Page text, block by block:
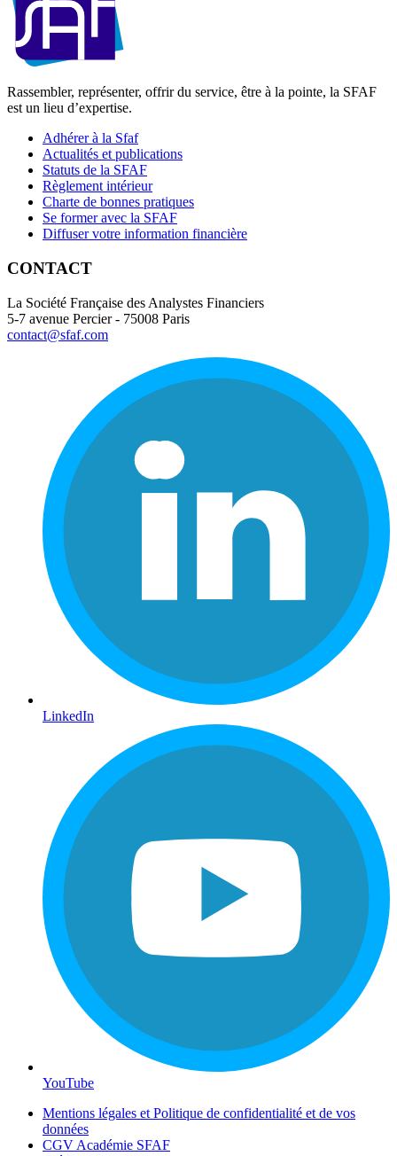
Rassembler, représenter, offrir du service, être à la pointe, la SFAF
est un lieu d’expertise.
Adhérer à la Sfaf
Actualités et publications
Statuts de la SFAF
Règlement intérieur
Charte de bonnes pratiques
Se former avec la SFAF
Diffuser votre information financière
CONTACT
La Société Française des Analystes Financiers
5-7 avenue Percier - 75008 Paris
contact@sfaf.com
LinkedIn
YouTube
Mentions légales et Politique de confidentialité et de vos
données
CGV Académie SFAF